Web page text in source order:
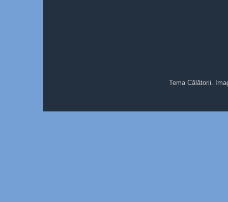
Tema Călătorii.